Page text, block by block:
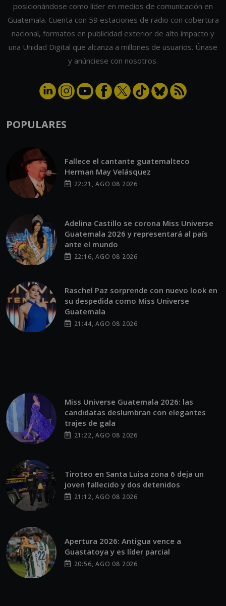
posicionándose como líder en medios de comunicación en
Guatemala. Cuenta con 59 estaciones de radio con cobertura
nacional, formatos en publicidad exterior de alto impacto y
una Unidad Digital que alcanza a millones de usuarios. Únase
y anúnciese con nosotros.
POPULARES
Fallece el cantante guatemalteco
Herman May Velásquez
22:21, AGO 08 2026
Adelina Castillo se corona Miss Universe
Guatemala 2026 y representará al país
ante el mundo
22:16, AGO 08 2026
Raschel Paz sorprende con nuevo look en
su despedida como Miss Universe
Guatemala
21:44, AGO 08 2026
Miss Universe Guatemala 2026: las
candidatas deslumbran con elegantes
trajes de gala
21:22, AGO 08 2026
Tiroteo en Santa Luisa zona 6 deja un
joven fallecido y dos detenidos
21:12, AGO 08 2026
Apertura 2026: Antigua vence a
Guastatoya y es líder parcial
20:56, AGO 08 2026